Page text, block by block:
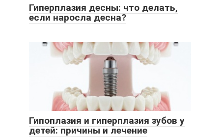
Гиперплазия десны: что делать,
если наросла десна?
Гипоплазия и гиперплазия зубов у
детей: причины и лечение